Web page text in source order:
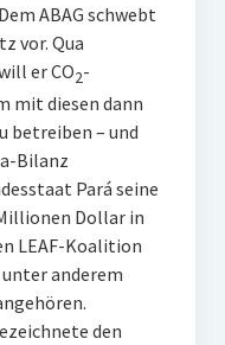
ABAG schwebt
vor. Qua
er CO2-
mit diesen dann
betreiben – und
Bilanz
Pará seine
Dollar in
LEAF-Koalition
unter anderem
den